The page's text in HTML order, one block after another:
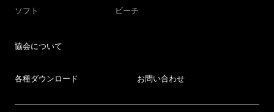
ソフト
ビーチ
協会について
各種ダウンロード お問い合わせ